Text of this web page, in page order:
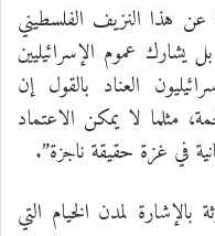
عن هذا النزيف الفلسطيني
يشارك عموم الإسرائيليين
العناد بالقول إن
مثلما لا يمكن الاعتماد
في غزة حقيقة ناجزة”.
بالإشارة لمدن الخيام التي